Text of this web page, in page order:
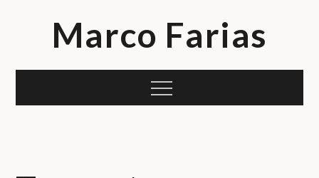
Marco Farias
Menu